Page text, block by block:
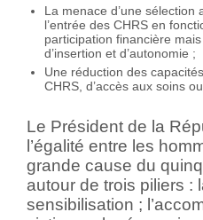
La menace d’une sélection
l’entrée des CHRS en
participation financière
d’insertion et d’autonomie ;
Une réduction des
CHRS, d’accès aux soins
Le Président de la
l’égalité entre les
grande cause du
autour de trois piliers :
sensibilisation ;